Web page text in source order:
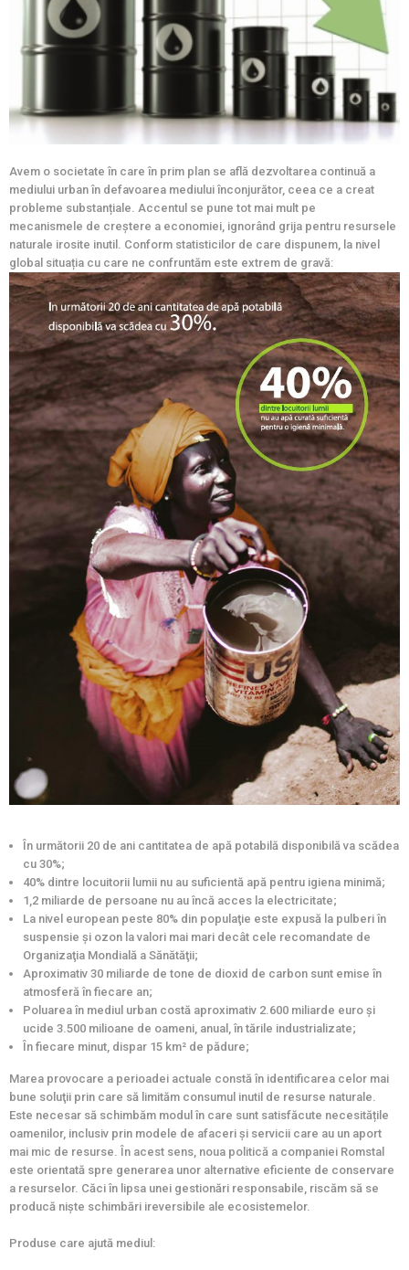
Avem o societate în care în prim plan se află dezvoltarea continuă a
mediului urban în defavoarea mediului înconjurător, ceea ce a creat
probleme substanțiale. Accentul se pune tot mai mult pe
mecanismele de creştere a economiei, ignorând grija pentru resursele
naturale irosite inutil. Conform statisticilor de care dispunem, la nivel
global situația cu care ne confruntăm este extrem de gravă:
În următorii 20 de ani cantitatea de apă potabilă disponibilă va scădea
cu 30%;
40% dintre locuitorii lumii nu au suficientă apă pentru igiena minimă;
1,2 miliarde de persoane nu au încă acces la electricitate;
La nivel european peste 80% din populaţie este expusă la pulberi în
suspensie şi ozon la valori mai mari decât cele recomandate de
Organizaţia Mondială a Sănătăţii;
Aproximativ 30 miliarde de tone de dioxid de carbon sunt emise în
atmosferă în fiecare an;
Poluarea în mediul urban costă aproximativ 2.600 miliarde euro şi
ucide 3.500 milioane de oameni, anual, în tările industrializate;
În fiecare minut, dispar 15 km² de pădure;
Marea provocare a perioadei actuale constă în identificarea celor mai
bune soluţii prin care să limităm consumul inutil de resurse naturale.
Este necesar să schimbăm modul în care sunt satisfăcute necesitățile
oamenilor, inclusiv prin modele de afaceri și servicii care au un aport
mai mic de resurse. În acest sens, noua politică a companiei Romstal
este orientată spre generarea unor alternative eficiente de conservare
a resurselor. Căci în lipsa unei gestionări responsabile, riscăm să se
producă niște schimbări ireversibile ale ecosistemelor.
Produse care ajută mediul: